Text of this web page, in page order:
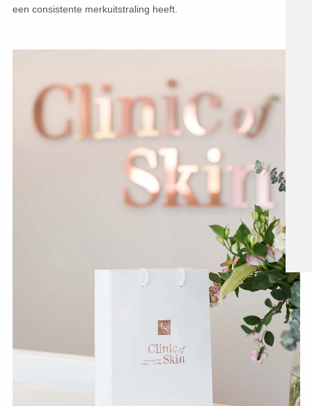
een consistente merkuitstraling heeft.